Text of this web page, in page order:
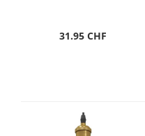
31.95 CHF